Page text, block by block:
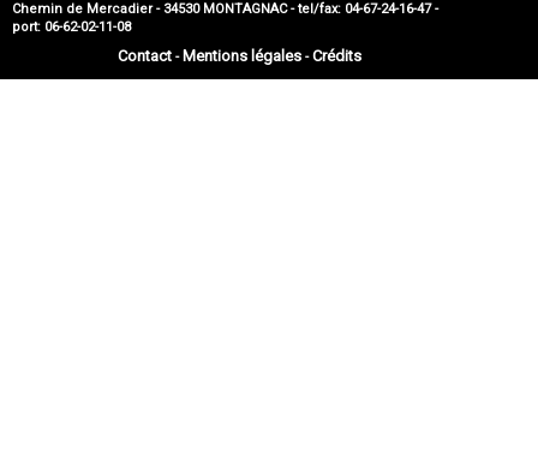
Chemin de Mercadier - 34530 MONTAGNAC - tel/fax: 04-67-24-16-47 -
port: 06-62-02-11-08
Contact- Mentions légales-Crédits